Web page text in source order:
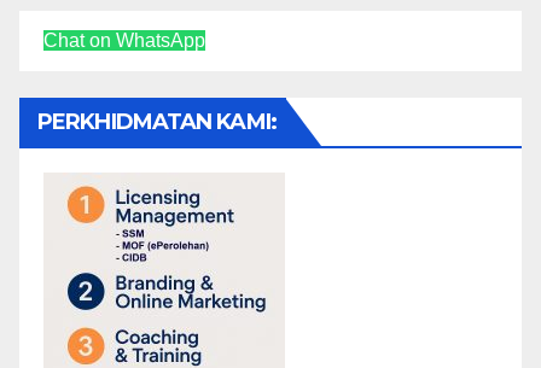
Chat on WhatsApp
PERKHIDMATAN KAMI: